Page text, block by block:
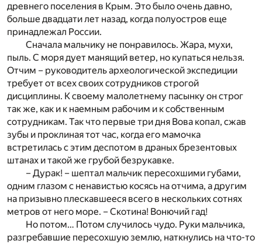
древнего поселения в Крым. Это было очень давно,
больше двадцати лет назад, когда полуостров еще
принадлежал России.
Сначала мальчику не понравилось. Жара, мухи,
пыль. С моря дует манящий ветер, но купаться нельзя.
Отчим – руководитель археологической экспедиции
требует от всех своих сотрудников строгой
дисциплины. К своему малолетнему пасынку он строг
так же, как и к наемным рабочим и к собственным
сотрудникам. Так что первые три дня Вова копал, сжав
зубы и проклиная тот час, когда его мамочка
встретилась с этим деспотом в драных брезентовых
штанах и такой же грубой безрукавке.
– Дурак! – шептал мальчик пересохшими губами,
одним глазом с ненавистью косясь на отчима, а другим
на призывно плескавшееся всего в нескольких сотнях
метров от него море. – Скотина! Вонючий гад!
Но потом… Потом случилось чудо. Руки мальчика,
разгребавшие пересохшую землю, наткнулись на что-то